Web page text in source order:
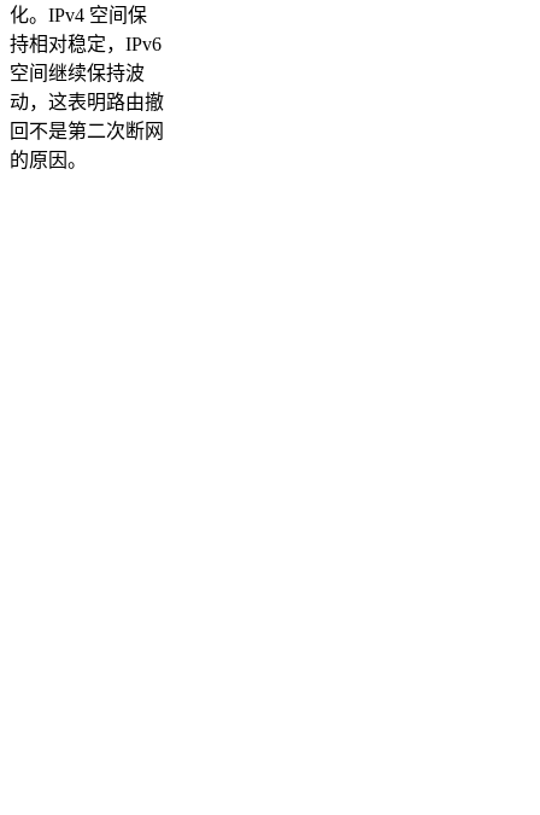
化。IPv4 空间保
持相对稳定，IPv6
空间继续保持波
动，这表明路由撤
回不是第二次断网
的原因。